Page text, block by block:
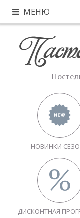
МЕНЮ
НОВИНКИ
ДИСКОНТНАЯ